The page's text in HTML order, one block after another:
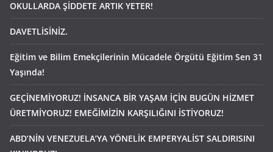
OKULLARDA ŞİDDETE ARTIK YETER!
DAVETLİSİNİZ.
Eğitim ve Bilim Emekçilerinin Mücadele Örgütü Eğitim Sen 31
Yaşında!
GEÇİNEMİYORUZ! İNSANCA BİR YAŞAM İÇİN BUGÜN HİZMET
ÜRETMİYORUZ! EMEĞİMİZİN KARŞILIĞINI İSTİYORUZ!
ABD’NİN VENEZUELA’YA YÖNELİK EMPERYALİST SALDIRISINI